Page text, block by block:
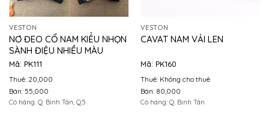
VESTON
NƠ ĐEO CỔ NAM KIỂU NHỌN
SÀNH ĐIỆU NHIỀU MÀU
Mã: PK111
Thuê: 20,000
Bán: 55,000
Có hàng: Q. Bình Tân, Q.5
VESTON
CAVAT NAM VẢI LEN
Mã: PK160
Thuê: Không cho thuê
Bán: 80,000
Có hàng: Q. Bình Tân